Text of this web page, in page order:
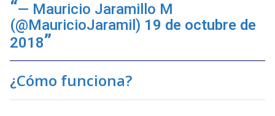
— Mauricio Jaramillo M
(@MauricioJaramil) 19 de octubre de
2018
¿Cómo funciona?